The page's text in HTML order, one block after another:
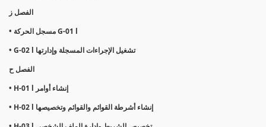
الفصل ز
• مسجل الحركة G-01 l
• G-02 l تشغيل الإجراءات المسجلة وإدارتها
الفصل ح
• H-01 l إنشاء أوامر
• H-02 l إنشاء أشرطة القوائم والقوائم وتخصيصها